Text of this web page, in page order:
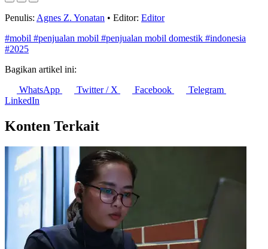
Penulis: Agnes Z. Yonatan • Editor: Editor
#mobil #penjualan mobil #penjualan mobil domestik #indonesia
#2025
Bagikan artikel ini:
WhatsApp
Twitter / X Facebook
Telegram
LinkedIn
Konten Terkait